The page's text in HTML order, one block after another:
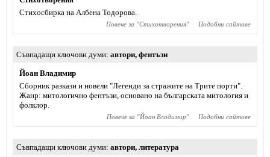
Стихосбирка на Албена Тодорова.
Повече за "Стихотворения" Подобни сайтове
Съвпадащи ключови думи автори, фентъзи
Йоан Владимир
Сборник разкази и новели "Легенди за стражите на Трите порти".
Жанр: митологично фентъзи, основано на българската митология и
фолклор.
Повече за "Йоан Владимир" Подобни сайтове
Съвпадащи ключови думи автори, литература